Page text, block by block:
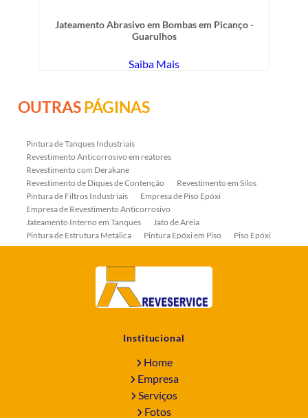
Jateamento Abrasivo em Bombas em Picanço -
Guarulhos
Saiba Mais
OUTRASPÁGINAS
Pintura de Tanques Industriais
Revestimento Anticorrosivo em reatores
Revestimento com Derakane
Revestimento de Diques de Contenção
Revestimento em Silos
Pintura de Filtros Industriais
Empresa de Piso Epóxi
Empresa de Revestimento Anticorrosivo
Jateamento Interno em Tanques
Jato de Areia
Pintura de Estrutura Metálica
Pintura Epóxi em Piso
Piso Epóxi
Piso Epóxi Autonivelante
Revestimento E-coat em Serpentinas
Revestimentos Anticorrosivos em Tanques
Revestimentos Anticorrosivos em Trocadores de Calor
Revestimentos em Tanques
Revestimentos Fenólicos
Empresa Jateamento Abrasivo
Jateamento Abrasivo
Jateamento Abrasivo em Bombas
Jateamento Abrasivo Industrial
Jateamento com Granalha de Aço
Jateamento com Microesfera de Vidro
Institucional
Home
Empresa
Serviços
Fotos